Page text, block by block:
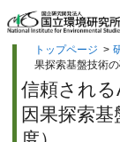
トップページ >
果探索基盤技術
信頼され
因果探索